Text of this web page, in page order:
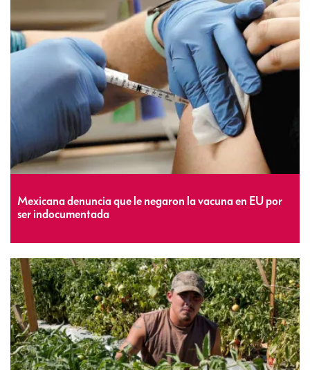
Mexicana denuncia que le negaron la vacuna en EU por
ser indocumentada